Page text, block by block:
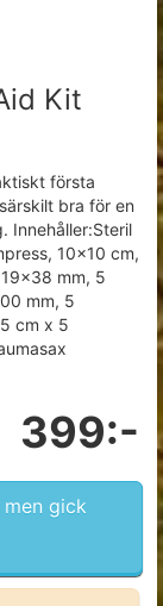
Kit
första
bra för en
Innehåller:Steril
10×10 cm,
mm, 5
mm, 5
cm x 5
399:-
gick